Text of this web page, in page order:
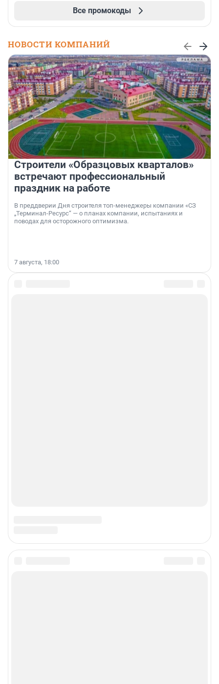
Все промокоды
НОВОСТИ КОМПАНИЙ
Строители «Образцовых кварталов»
встречают профессиональный
праздник на работе
В преддверии Дня строителя топ-менеджеры компании «СЗ
„Терминал-Ресурс“ — о планах компании, испытаниях и
поводах для осторожного оптимизма.
7 августа, 18:00